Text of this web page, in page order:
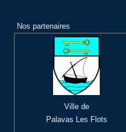
Nos partenaires
Ville de
Palavas Les Flots